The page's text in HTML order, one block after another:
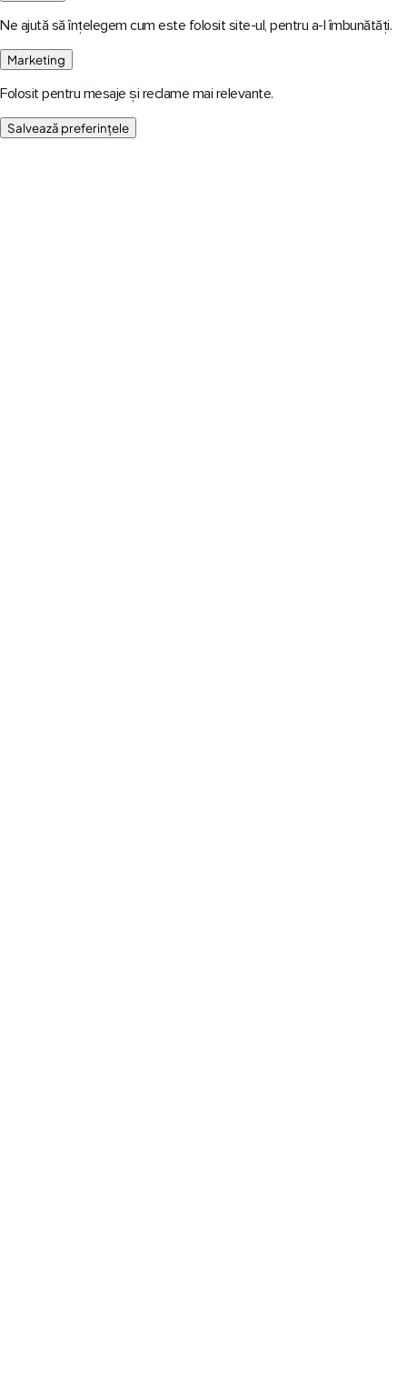
Ne ajută să înțelegem cum este folosit site-ul, pentru a-l îmbunătăți.
Marketing
Folosit pentru mesaje și reclame mai relevante.
Salvează preferințele